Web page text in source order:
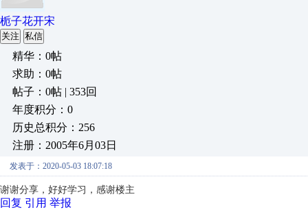
栀子花开宋
关注 私信
精华：0帖
求助：0帖
帖子：0帖 | 353回
年度积分：0
历史总积分：256
注册：2005年6月03日
发表于：2020-05-03 18:07:18
谢谢分享，好好学习，感谢楼主
回复 引用 举报